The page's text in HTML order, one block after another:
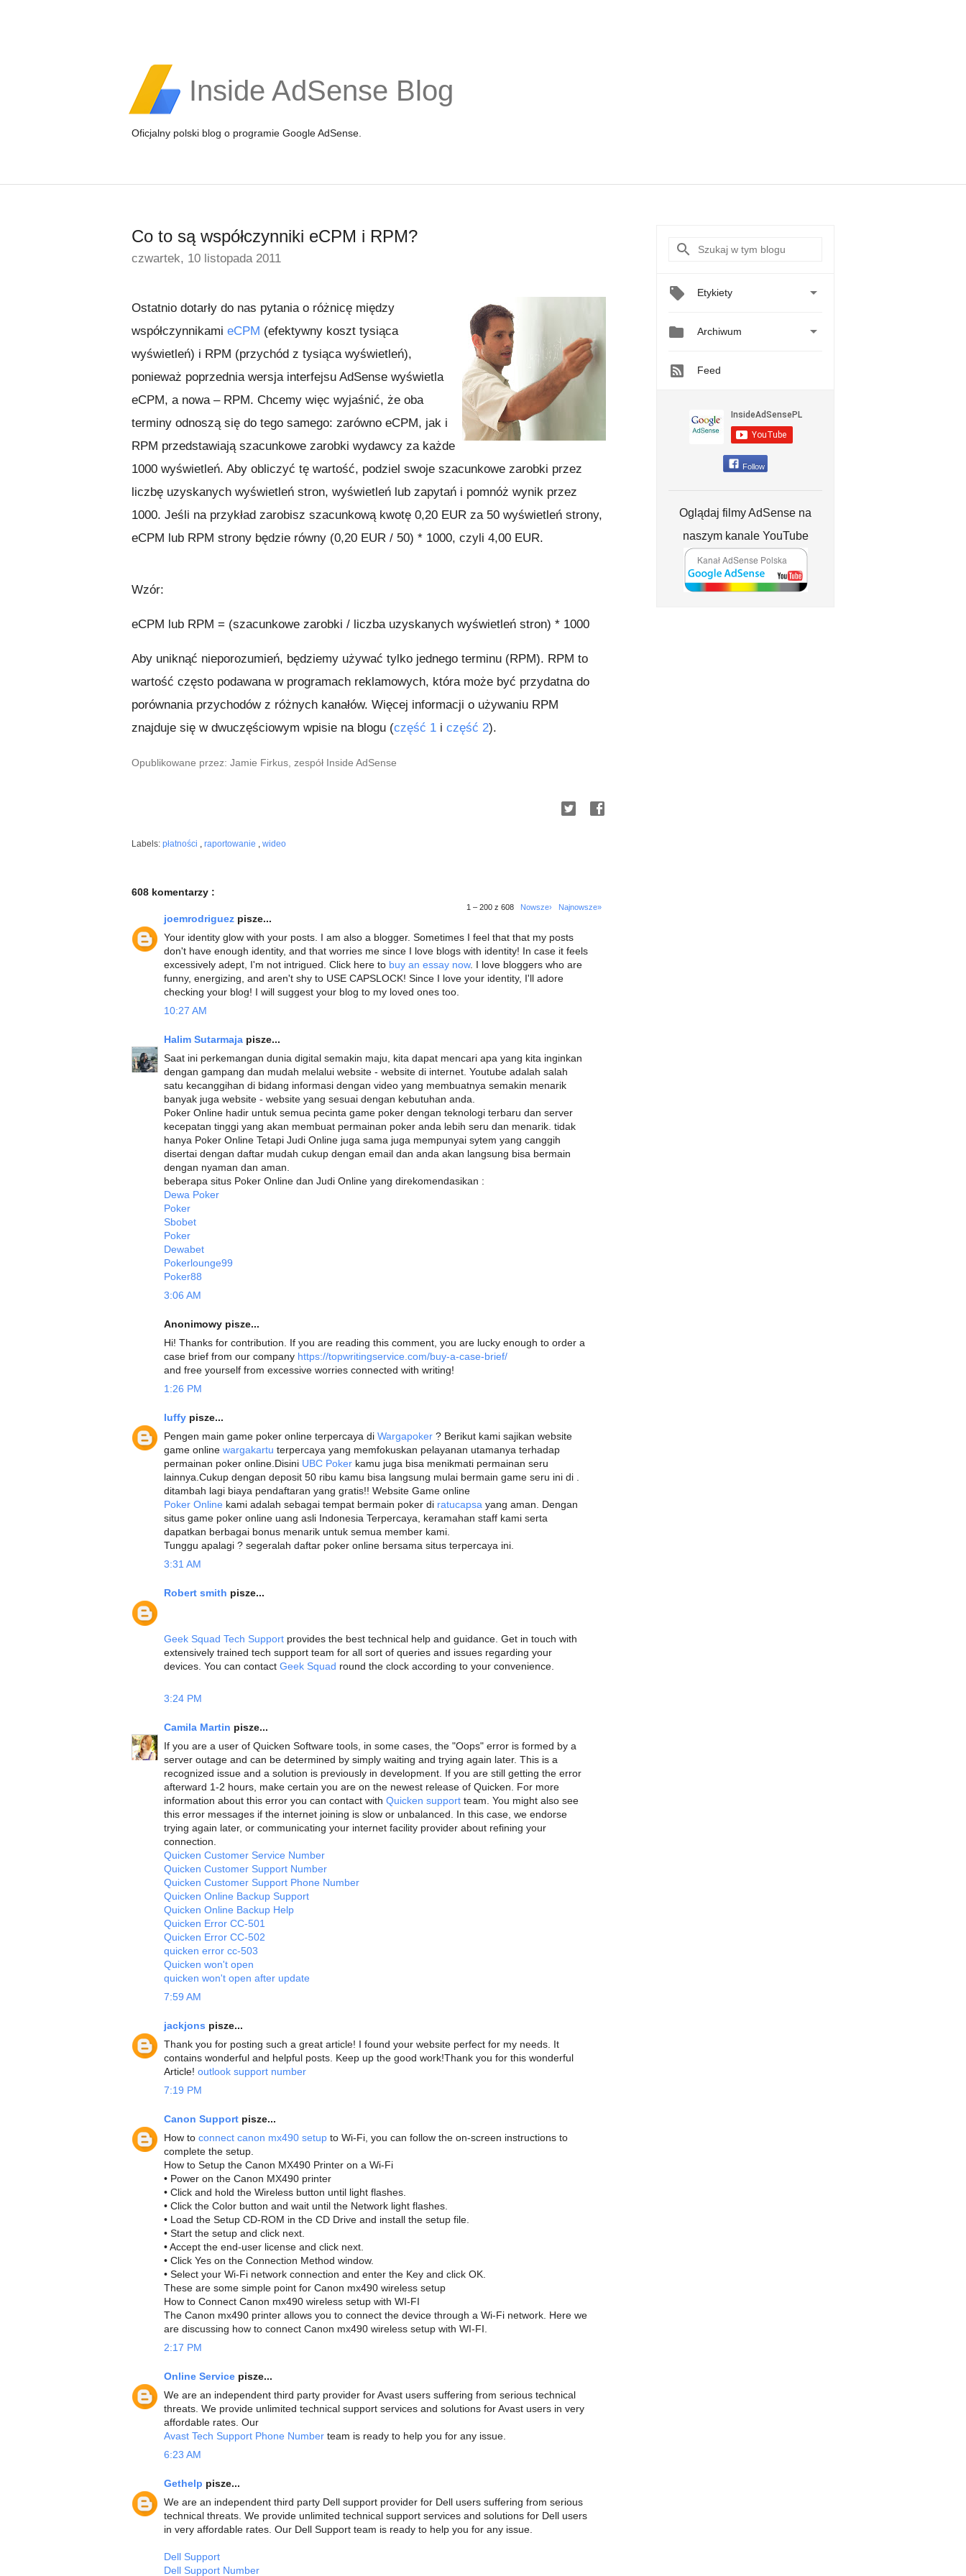
Inside AdSense Blog
Oficjalny polski blog o programie Google AdSense.
Co to są współczynniki eCPM i RPM?
czwartek, 10 listopada 2011
Ostatnio dotarły do nas pytania o różnicę między
współczynnikami eCPM (efektywny koszt tysiąca
wyświetleń) i RPM (przychód z tysiąca wyświetleń),
ponieważ poprzednia wersja interfejsu AdSense wyświetla
eCPM, a nowa – RPM. Chcemy więc wyjaśnić, że oba
terminy odnoszą się do tego samego: zarówno eCPM, jak i
RPM przedstawiają szacunkowe zarobki wydawcy za każde
1000 wyświetleń. Aby obliczyć tę wartość, podziel swoje szacunkowe zarobki przez
liczbę uzyskanych wyświetleń stron, wyświetleń lub zapytań i pomnóż wynik przez
1000. Jeśli na przykład zarobisz szacunkową kwotę 0,20 EUR za 50 wyświetleń strony,
eCPM lub RPM strony będzie równy (0,20 EUR / 50) * 1000, czyli 4,00 EUR.
Wzór:
eCPM lub RPM = (szacunkowe zarobki / liczba uzyskanych wyświetleń stron) * 1000
Aby uniknąć nieporozumień, będziemy używać tylko jednego terminu (RPM). RPM to
wartość często podawana w programach reklamowych, która może być przydatna do
porównania przychodów z różnych kanałów. Więcej informacji o używaniu RPM
znajduje się w dwuczęściowym wpisie na blogu (część 1 i część 2).
Opublikowane przez: Jamie Firkus, zespół Inside AdSense
Labels: płatności , raportowanie , wideo
608 komentarzy :
1 – 200 z 608 Nowsze› Najnowsze»
joemrodriguez pisze...
Your identity glow with your posts. I am also a blogger. Sometimes I feel that that my posts
don't have enough identity, and that worries me since I love blogs with identity! In case it feels
excessively adept, I'm not intrigued. Click here to buy an essay now. I love bloggers who are
funny, energizing, and aren't shy to USE CAPSLOCK! Since I love your identity, I'll adore
checking your blog! I will suggest your blog to my loved ones too.
10:27 AM
Halim Sutarmaja pisze...
Saat ini perkemangan dunia digital semakin maju, kita dapat mencari apa yang kita inginkan
dengan gampang dan mudah melalui website - website di internet. Youtube adalah salah
satu kecanggihan di bidang informasi dengan video yang membuatnya semakin menarik
banyak juga website - website yang sesuai dengan kebutuhan anda.
Poker Online hadir untuk semua pecinta game poker dengan teknologi terbaru dan server
kecepatan tinggi yang akan membuat permainan poker anda lebih seru dan menarik. tidak
hanya Poker Online Tetapi Judi Online juga sama juga mempunyai sytem yang canggih
disertai dengan daftar mudah cukup dengan email dan anda akan langsung bisa bermain
dengan nyaman dan aman.
beberapa situs Poker Online dan Judi Online yang direkomendasikan :
Dewa Poker
Poker
Sbobet
Poker
Dewabet
Pokerlounge99
Poker88
3:06 AM
Anonimowy pisze...
Hi! Thanks for contribution. If you are reading this comment, you are lucky enough to order a
case brief from our company https://topwritingservice.com/buy-a-case-brief/
and free yourself from excessive worries connected with writing!
1:26 PM
luffy pisze...
Pengen main game poker online terpercaya di Wargapoker ? Berikut kami sajikan website
game online wargakartu terpercaya yang memfokuskan pelayanan utamanya terhadap
permainan poker online.Disini UBC Poker kamu juga bisa menikmati permainan seru
lainnya.Cukup dengan deposit 50 ribu kamu bisa langsung mulai bermain game seru ini di .
ditambah lagi biaya pendaftaran yang gratis!! Website Game online
Poker Online kami adalah sebagai tempat bermain poker di ratucapsa yang aman. Dengan
situs game poker online uang asli Indonesia Terpercaya, keramahan staff kami serta
dapatkan berbagai bonus menarik untuk semua member kami.
Tunggu apalagi ? segeralah daftar poker online bersama situs terpercaya ini.
3:31 AM
Robert smith pisze...
Geek Squad Tech Support provides the best technical help and guidance. Get in touch with
extensively trained tech support team for all sort of queries and issues regarding your
devices. You can contact Geek Squad round the clock according to your convenience.
3:24 PM
Camila Martin pisze...
If you are a user of Quicken Software tools, in some cases, the "Oops" error is formed by a
server outage and can be determined by simply waiting and trying again later. This is a
recognized issue and a solution is previously in development. If you are still getting the error
afterward 1-2 hours, make certain you are on the newest release of Quicken. For more
information about this error you can contact with Quicken support team. You might also see
this error messages if the internet joining is slow or unbalanced. In this case, we endorse
trying again later, or communicating your internet facility provider about refining your
connection.
Quicken Customer Service Number
Quicken Customer Support Number
Quicken Customer Support Phone Number
Quicken Online Backup Support
Quicken Online Backup Help
Quicken Error CC-501
Quicken Error CC-502
quicken error cc-503
Quicken won't open
quicken won't open after update
7:59 AM
jackjons pisze...
Thank you for posting such a great article! I found your website perfect for my needs. It
contains wonderful and helpful posts. Keep up the good work!Thank you for this wonderful
Article! outlook support number
7:19 PM
Canon Support pisze...
How to connect canon mx490 setup to Wi-Fi, you can follow the on-screen instructions to
complete the setup.
How to Setup the Canon MX490 Printer on a Wi-Fi
• Power on the Canon MX490 printer
• Click and hold the Wireless button until light flashes.
• Click the Color button and wait until the Network light flashes.
• Load the Setup CD-ROM in the CD Drive and install the setup file.
• Start the setup and click next.
• Accept the end-user license and click next.
• Click Yes on the Connection Method window.
• Select your Wi-Fi network connection and enter the Key and click OK.
These are some simple point for Canon mx490 wireless setup
How to Connect Canon mx490 wireless setup with WI-FI
The Canon mx490 printer allows you to connect the device through a Wi-Fi network. Here we
are discussing how to connect Canon mx490 wireless setup with WI-FI.
2:17 PM
Online Service pisze...
We are an independent third party provider for Avast users suffering from serious technical
threats. We provide unlimited technical support services and solutions for Avast users in very
affordable rates. Our
Avast Tech Support Phone Number team is ready to help you for any issue.
6:23 AM
Gethelp pisze...
We are an independent third party Dell support provider for Dell users suffering from serious
technical threats. We provide unlimited technical support services and solutions for Dell users
in very affordable rates. Our Dell Support team is ready to help you for any issue.
Dell Support
Dell Support Number
Etykiety 
 Archiwum 
Feed
Follow
Oglądaj filmy AdSense na
naszym kanale YouTube